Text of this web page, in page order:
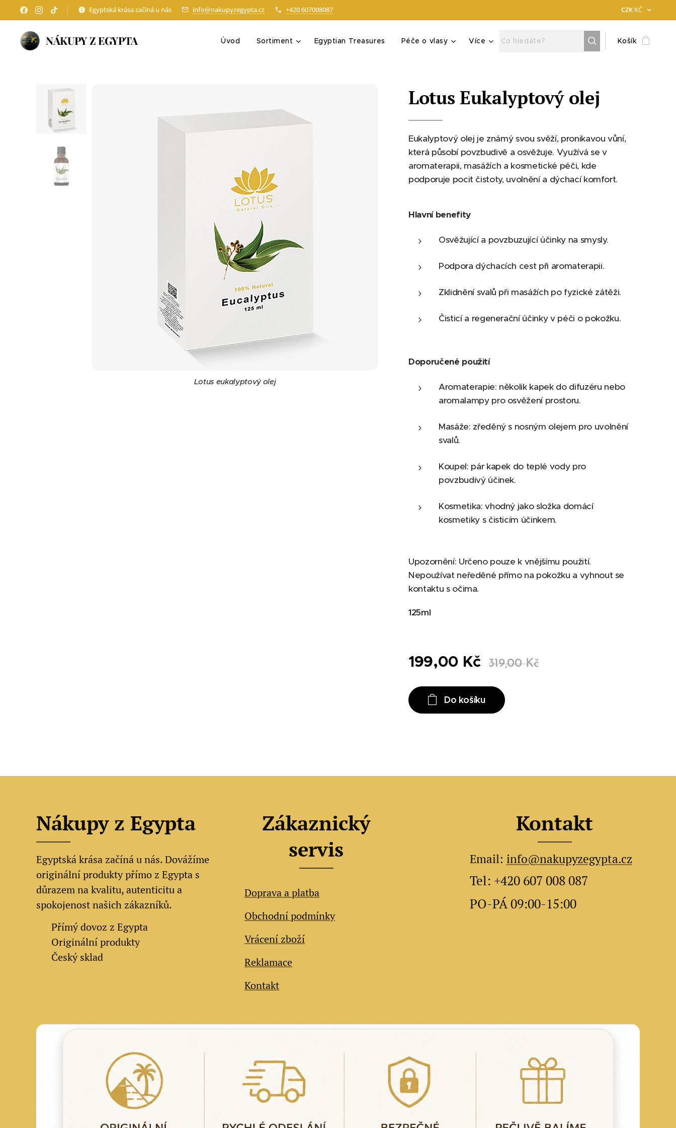
Egyptská krása začíná u nás info@nakupyzegypta.cz +420 607008087 CZK KČ
NÁKUPY Z EGYPTA Úvod Sortiment Egyptian Treasures Péče o vlasy Více Košík
Lotus Eukalyptový olej
Lotus eukalyptový olej
Eukalyptový olej, 125 ml
Eukalyptový olej je známý svou svěží, pronikavou vůní,
která působí povzbudivě a osvěžuje. Využívá se v
aromaterapii, masážích a kosmetické péči, kde
podporuje pocit čistoty, uvolnění a dýchací komfort.
Hlavní benefity
Osvěžující a povzbuzující účinky na smysly.
Podpora dýchacích cest při aromaterapii.
Zklidnění svalů při masážích po fyzické zátěži.
Čisticí a regenerační účinky v péči o pokožku.
Doporučené použití
Aromaterapie: několik kapek do difuzéru nebo
aromalampy pro osvěžení prostoru.
Masáže: zředěný s nosným olejem pro uvolnění
svalů.
Koupel: pár kapek do teplé vody pro
povzbudivý účinek.
Kosmetika: vhodný jako složka domácí
kosmetiky s čisticím účinkem.
Upozornění: Určeno pouze k vnějšímu použití.
Nepoužívat neředěné přímo na pokožku a vyhnout se
kontaktu s očima.
125ml
199,00 Kč 319,00Kč
Do košíku
Nákupy z Egypta
Egyptská krása začíná u nás. Dovážíme
originální produkty přímo z Egypta s
důrazem na kvalitu, autenticitu a
spokojenost našich zákazníků.
Přímý dovoz z Egypta
Originální produkty
✔ Český sklad
Zákaznický
servis
Doprava a platba
Obchodní podmínky
Vrácení zboží
Reklamace
Kontakt
Kontakt
Email: info@nakupyzegypta.cz
Tel: +420 607 008 087
PO-PÁ 09:00-15:00